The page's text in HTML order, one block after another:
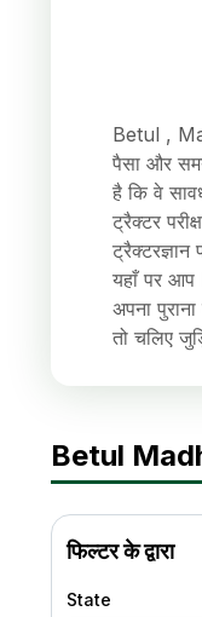
Betul ,
पैसा और
है कि वे
ट्रैक्टर
यहाँ पर
अपना
तो चलिए
Betul
फिल्टर के द्वारा
State